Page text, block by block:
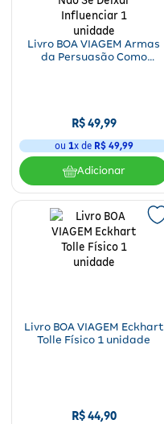
Livro BOA VIAGEM Armas
da Persuasão Como
R$49,99
ou 1x de R$ 49,99
Adicionar
Livro BOA VIAGEM Eckhart
Tolle Físico 1 unidade
R$44,90